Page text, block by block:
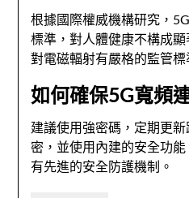
根據國際權威機構研究，
標準，對人體健康不構成
對電磁輻射有嚴格的監管標
如何確保5G寬頻
建議使用強密碼，定期更
密，並使用內建的安全功
有先進的安全防護機制。